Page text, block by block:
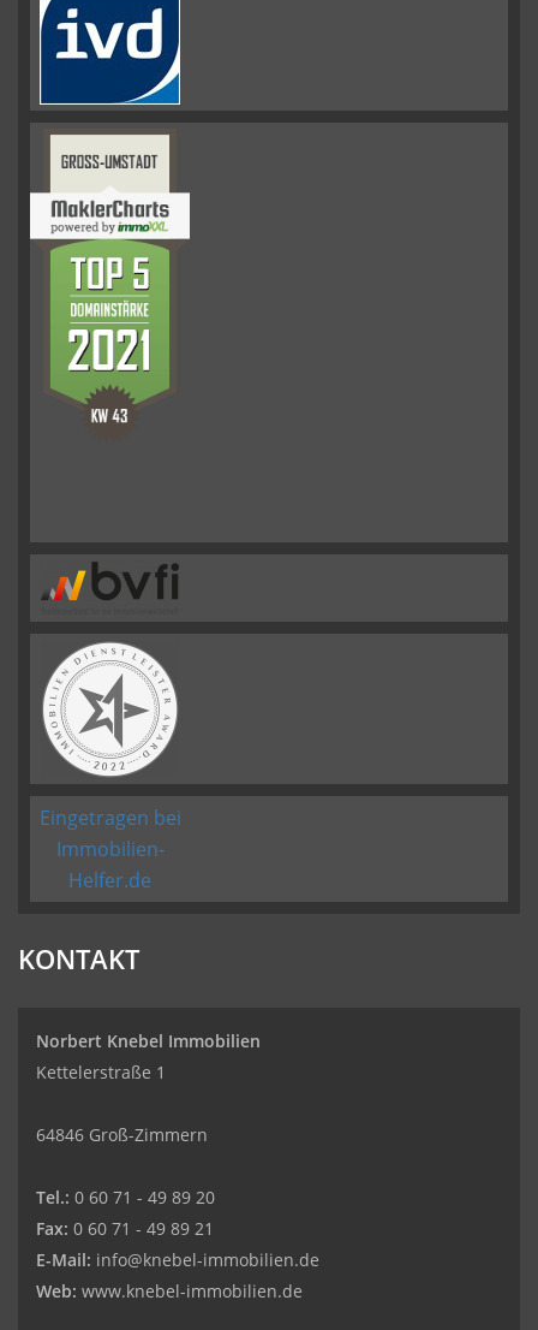
Eingetragen bei
Immobilien-
Helfer.de
KONTAKT
Norbert Knebel Immobilien
Kettelerstraße 1
64846 Groß-Zimmern
Tel.: 0 60 71 - 49 89 20
Fax: 0 60 71 - 49 89 21
E-Mail: info@knebel-immobilien.de
Web: www.knebel-immobilien.de